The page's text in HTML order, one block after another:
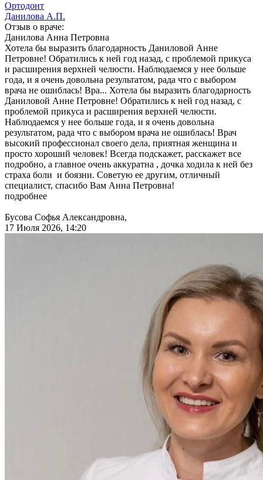
Ортодонт
Данилова А.П.
Отзыв о враче:
Данилова Анна Петровна
Хотела бы выразить благодарность Даниловой Анне
Петровне! Обратились к ней год назад, с проблемой прикуса
и расширения верхней челюсти. Наблюдаемся у нее больше
года, и я очень довольна результатом, рада что с выбором
врача не ошиблась! Вра... Хотела бы выразить благодарность
Даниловой Анне Петровне! Обратились к ней год назад, с
проблемой прикуса и расширения верхней челюсти.
Наблюдаемся у нее больше года, и я очень довольна
результатом, рада что с выбором врача не ошиблась! Врач
высокий профессионал своего дела, приятная женщина и
просто хороший человек! Всегда подскажет, расскажет все
подробно, а главное очень аккуратна , дочка ходила к ней без
страха боли и боязни. Советую ее другим, отличный
специалист, спасибо Вам Анна Петровна!
подробнее
Бусова Софья Александровна,
17 Июля 2026, 14:20